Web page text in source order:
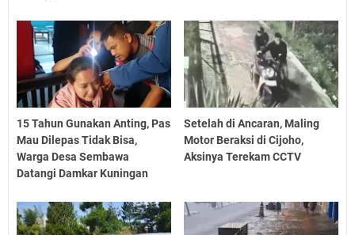
15 Tahun Gunakan Anting, Pas
Mau Dilepas Tidak Bisa,
Warga Desa Sembawa
Datangi Damkar Kuningan
Setelah di Ancaran, Maling
Motor Beraksi di Cijoho,
Aksinya Terekam CCTV